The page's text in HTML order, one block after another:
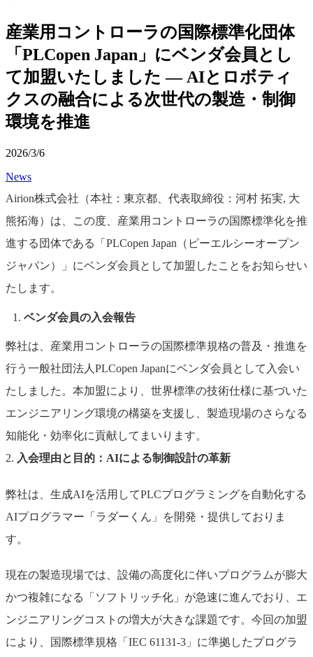
産業用コントローラの国際標準化団体
「PLCopen Japan」にベンダ会員とし
て加盟いたしました ― AIとロボティ
クスの融合による次世代の製造・制御
環境を推進
2026/3/6
News
Airion株式会社（本社：東京都、代表取締役：河村 拓実, 大
熊拓海）は、この度、産業用コントローラの国際標準化を推
進する団体である「PLCopen Japan（ピーエルシーオープン
ジャパン）」にベンダ会員として加盟したことをお知らせい
たします。
ベンダ会員の入会報告
弊社は、産業用コントローラの国際標準規格の普及・推進を
行う一般社団法人PLCopen Japanにベンダ会員として入会い
たしました。本加盟により、世界標準の技術仕様に基づいた
エンジニアリング環境の構築を支援し、製造現場のさらなる
知能化・効率化に貢献してまいります。
2. 入会理由と目的：AIによる制御設計の革新
弊社は、生成AIを活用してPLCプログラミングを自動化する
AIプログラマー「ラダーくん」を開発・提供しておりま
す。
現在の製造現場では、設備の高度化に伴いプログラムが膨大
かつ複雑になる「ソフトリッチ化」が急速に進んでおり、エ
ンジニアリングコストの増大が大きな課題です。今回の加盟
により、国際標準規格「IEC 61131-3」に準拠したプログラ